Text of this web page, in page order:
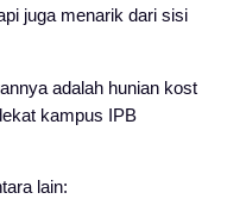
juga menarik dari sisi
adalah hunian kost
kampus IPB
lain: